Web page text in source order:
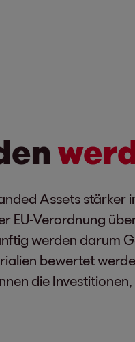
Assets stärker
EU-Verordnung
werden darum
bewertet
die